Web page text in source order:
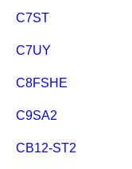
C7ST
C7UY
C8FSHE
C9SA2
CB12-ST2